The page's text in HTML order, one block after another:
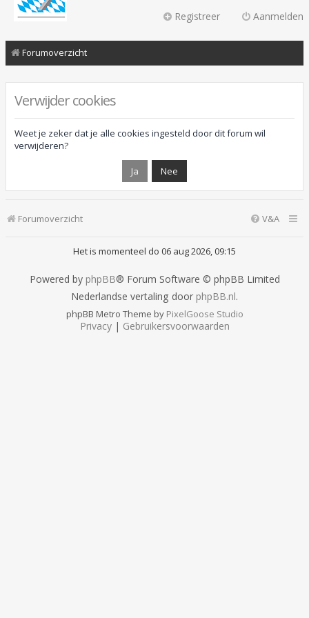
Aanmelden
Registreer
Forumoverzicht
Verwijder cookies
Weet je zeker dat je alle cookies ingesteld door dit forum wil
verwijderen?
Forumoverzicht V&A
Het is momenteel do 06 aug 2026, 09:15
Powered by phpBB® Forum Software © phpBB Limited
Nederlandse vertaling door phpBB.nl.
phpBB Metro Theme by PixelGoose Studio
Privacy| Gebruikersvoorwaarden